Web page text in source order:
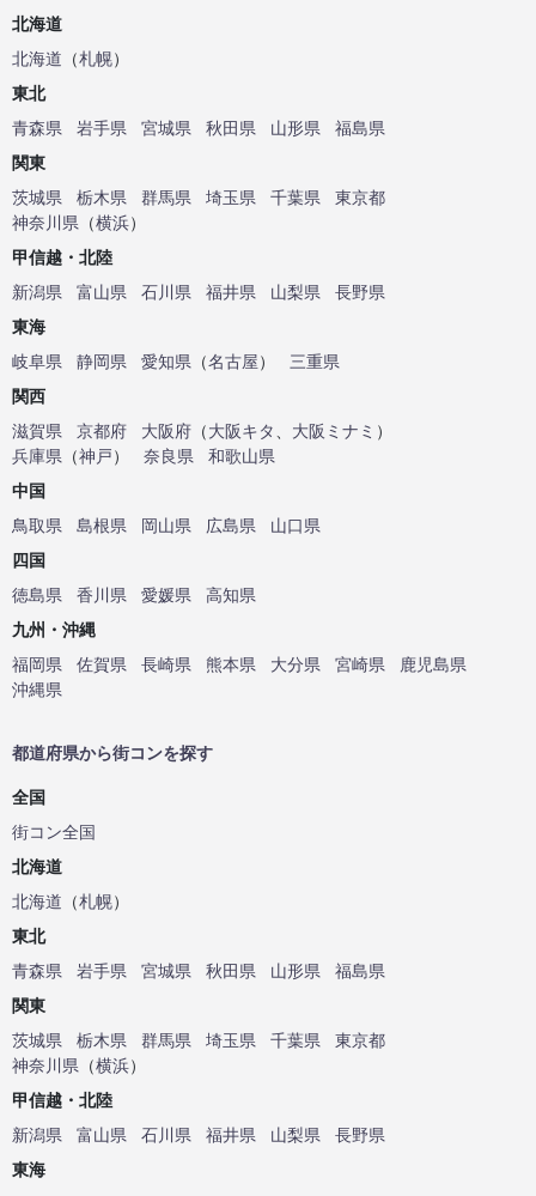
北海道
北海道 （札幌）
東北
青森県
岩手県 宮城県 秋田県 山形県
福島県
関東
茨城県
栃木県 群馬県 埼玉県 千葉県
東京都
神奈川県 （横浜）
甲信越・北陸
新潟県
富山県 石川県 福井県 山梨県
長野県
東海
岐阜県
静岡県 愛知県 （名古屋）
三重県
関西
滋賀県
京都府 大阪府 （大阪キタ 大阪ミナミ ）
兵庫県 （神戸） 奈良県
和歌山県
中国
鳥取県
島根県 岡山県 広島県
山口県
四国
徳島県
香川県 愛媛県
高知県
九州・沖縄
福岡県
佐賀県 長崎県 熊本県 大分県 宮崎県
鹿児島県
沖縄県
都道府県から街コンを探す
全国
街コン全国
北海道
北海道 （札幌）
東北
青森県
岩手県 宮城県 秋田県 山形県
福島県
関東
茨城県
栃木県 群馬県 埼玉県 千葉県
東京都
神奈川県 （横浜）
甲信越・北陸
新潟県
富山県 石川県 福井県 山梨県
長野県
東海